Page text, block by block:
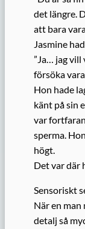
det längre.
att bara
Jasmine
”Ja… jag vill
försöka
Hon hade
känt på sin
var
sperma.
högt.
Det var där
Sensoriskt
När en man
detalj så